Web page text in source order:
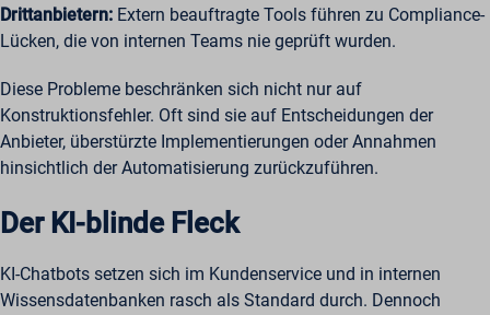
Drittanbietern: Extern beauftragte Tools führen zu Compliance-
Lücken, die von internen Teams nie geprüft wurden.
Diese Probleme beschränken sich nicht nur auf
Konstruktionsfehler. Oft sind sie auf Entscheidungen der
Anbieter, überstürzte Implementierungen oder Annahmen
hinsichtlich der Automatisierung zurückzuführen.
Der KI-blinde Fleck
KI-Chatbots setzen sich im Kundenservice und in internen
Wissensdatenbanken rasch als Standard durch. Dennoch